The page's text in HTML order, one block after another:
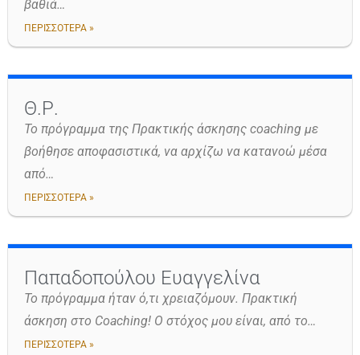
βαθιά…
ΠΕΡΙΣΣΟΤΕΡΑ »
Θ.Ρ.
Το πρόγραμμα της Πρακτικής άσκησης coaching με
βοήθησε αποφασιστικά, να αρχίζω να κατανοώ μέσα
από…
ΠΕΡΙΣΣΟΤΕΡΑ »
Παπαδοπούλου Ευαγγελίνα
Το πρόγραμμα ήταν ό,τι χρειαζόμουν. Πρακτική
άσκηση στο Coaching! Ο στόχος μου είναι, από το…
ΠΕΡΙΣΣΟΤΕΡΑ »